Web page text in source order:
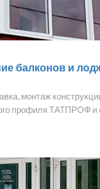
балконов и
монтаж
профиля ТАТПРОФ и